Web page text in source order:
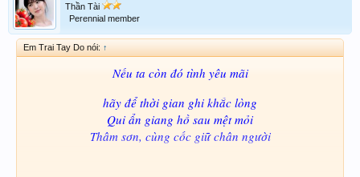
Thần Tài
Perennial member
Em Trai Tay Do nói: ↑
Nếu ta còn đó tình yêu mãi
hãy để thời gian ghi khắc lòng
Qui ẩn giang hồ sau mệt mỏi
Thâm sơn, cùng cốc giữ chân người